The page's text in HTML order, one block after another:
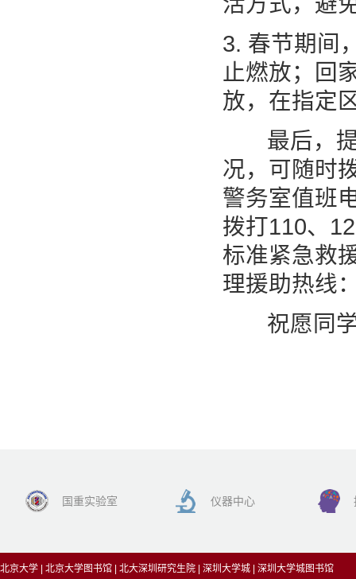
3. 春节期间
止燃放；回
放，在指定
最后，提
况，可随时
警务室值班
拨打110、
标准紧急救
理援助热线
祝愿同学
国重实验室 仪器中心
北京大学 北京大学图书馆 北大深圳研究生院 深圳大学城 深圳大学城图书馆